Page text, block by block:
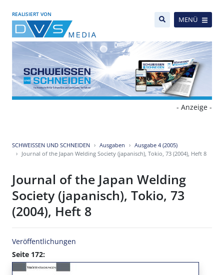
REALISIERT VON
MENÜ
- Anzeige -
SCHWEISSEN UND SCHNEIDEN Ausgaben
Ausgabe 4 (2005)
Journal of the Japan Welding Society (japanisch), Tokio, 73 (2004), Heft 8
Journal of the Japan Welding
Society (japanisch), Tokio, 73
(2004), Heft 8
Veröffentlichungen
Seite 172: